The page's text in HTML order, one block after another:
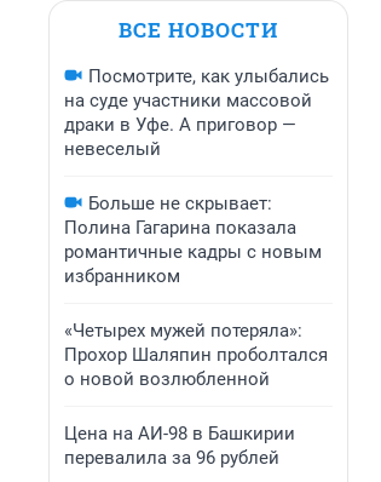
ВСЕ НОВОСТИ
Посмотрите, как улыбались
на суде участники массовой
драки в Уфе. А приговор —
невеселый
Больше не скрывает:
Полина Гагарина показала
романтичные кадры с новым
избранником
«Четырех мужей потеряла»:
Прохор Шаляпин проболтался
о новой возлюбленной
Цена на АИ-98 в Башкирии
перевалила за 96 рублей